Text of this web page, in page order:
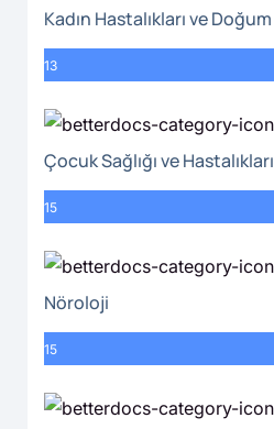
Kadın Hastalıkları ve Doğum
13
Çocuk Sağlığı ve Hastalıkları
15
Nöroloji
15